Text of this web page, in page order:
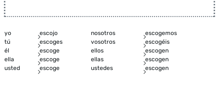
yo escojo nosotros
escogemos
tú
escoges vosotros
escogéis
él
escoge ellos
escogen
ella
escoge ellas
escogen
usted
escoge ustedes escogen